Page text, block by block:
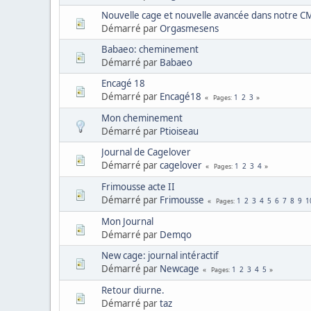
Nouvelle cage et nouvelle avancée dans notre
Démarré parOrgasmesens
Babaeo: cheminement
Démarré par Babaeo
Encagé 18
Démarré par Encagé18 Pages 1 2 3
Mon cheminement
Démarré par Ptioiseau
Journal de Cagelover
Démarré parcagelover Pages 1 2 3 4
Frimousse acte II
Démarré par Frimousse Pages 1 2 3 4 5 6 7 8 9
Mon Journal
Démarré par Demqo
New cage: journal intéractif
Démarré par Newcage Pages 1 2 3 4 5
Retour diurne.
Démarré partaz